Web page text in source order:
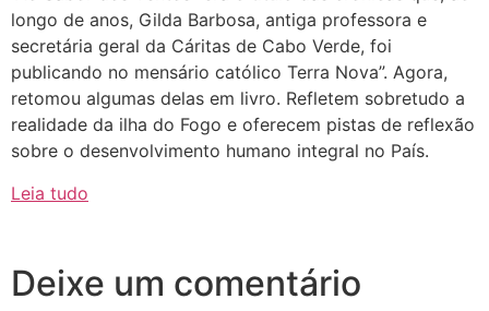
longo de anos, Gilda Barbosa, antiga professora e
secretária geral da Cáritas de Cabo Verde, foi
publicando no mensário católico Terra Nova”. Agora,
retomou algumas delas em livro. Refletem sobretudo a
realidade da ilha do Fogo e oferecem pistas de reflexão
sobre o desenvolvimento humano integral no País.
Leia tudo
Deixe um comentário